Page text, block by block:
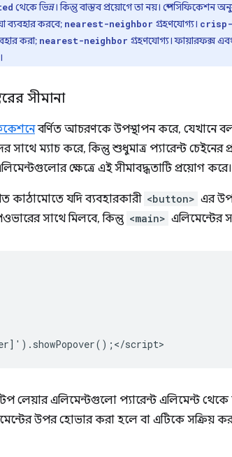
থেকে ভিন্ন। কিন্তু বাস্তব প্রয়োগে তা নয়। স্পেসিফিকেশন
ব্যবহার করবে; nearest-neighbor গ্রহণযোগ্য। crisp-
করা; nearest-neighbor গ্রহণযোগ্য। ফায়ারফক্স
সীমানা
বর্ণিত আচরণকে উপস্থাপন করে, যেখানে
সাথে ম্যাচ করে, কিন্তু শুধুমাত্র প্যারেন্ট চেইনের
ক্ষেত্রে এই সীমাবদ্ধতাটি প্রয়োগ করে।
কাঠামোতে যদি ব্যবহারকারী <button> এর
সাথে মিলবে, কিন্তু <main> এলিমেন্টের
লেয়ার এলিমেন্টগুলো প্যারেন্ট এলিমেন্ট থেকে
উপর হোভার করা হলে বা এটিকে সক্রিয়